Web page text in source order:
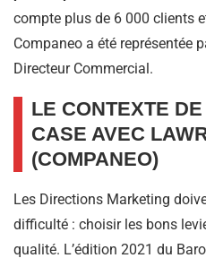
compte plus de 6 000 clients
Companeo a été représentée
Directeur Commercial.
LE CONTEXTE
CASE AVEC
(COMPANEO)
Les Directions Marketing
difficulté : choisir les bons
qualité. L’édition 2021 du